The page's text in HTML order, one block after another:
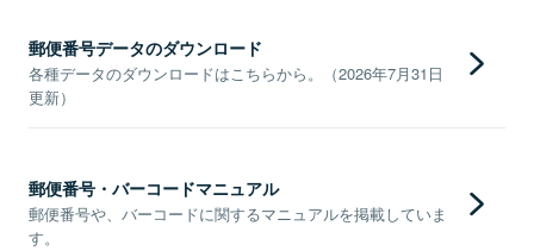
郵便番号データのダウンロード
各種データのダウンロードはこちらから。（2026年7月31日
更新）
郵便番号・バーコードマニュアル
郵便番号や、バーコードに関するマニュアルを掲載していま
す。